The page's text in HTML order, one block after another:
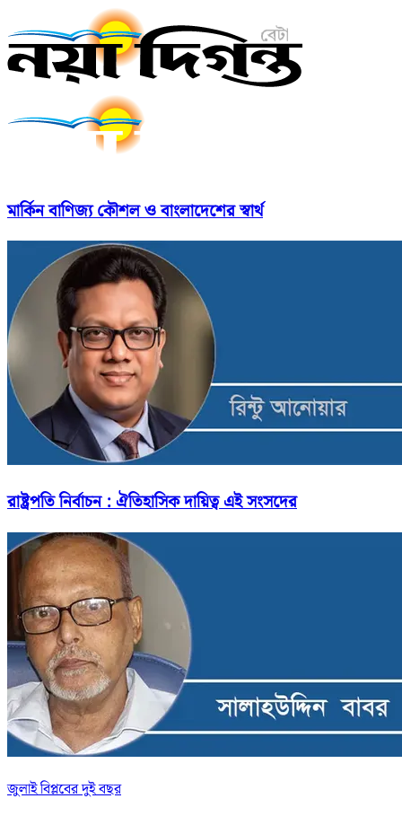
মার্কিন বাণিজ্য কৌশল ও বাংলাদেশের স্বার্থ
রাষ্ট্রপতি নির্বাচন : ঐতিহাসিক দায়িত্ব এই সংসদের
জুলাই বিপ্লবের দুই বছর